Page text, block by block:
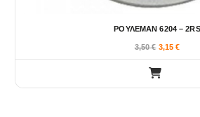
ΡΟΥΛΕΜΑΝ 6204 – 2RS
3,50€ 3,15€